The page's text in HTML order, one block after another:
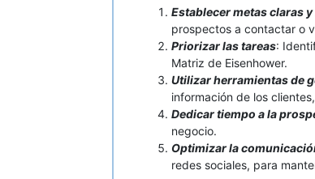
Establecer metas claras
prospectos a contactar o
Priorizar las tareas:
Matriz de Eisenhower.
Utilizar herramientas de
información de los
Dedicar tiempo a la
negocio.
Optimizar la
redes sociales, para